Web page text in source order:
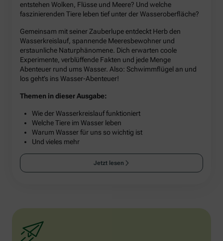
entstehen Wolken, Flüsse und Meere? Und welche
faszinierenden Tiere leben tief unter der Wasseroberfläche?
Gemeinsam mit seiner Zauberlupe entdeckt Herb den
Wasserkreislauf, spannende Meeresbewohner und
erstaunliche Naturphänomene. Dich erwarten coole
Experimente, verblüffende Fakten und jede Menge
Abenteuer rund ums Wasser. Also: Schwimmflügel an und
los geht’s ins Wasser-Abenteuer!
Themen in dieser Ausgabe:
Wie der Wasserkreislauf funktioniert
Welche Tiere im Wasser leben
Warum Wasser für uns so wichtig ist
Und vieles mehr
Jetzt lesen